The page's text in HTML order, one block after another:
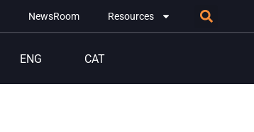
NewsRoom Resources
ENG CAT